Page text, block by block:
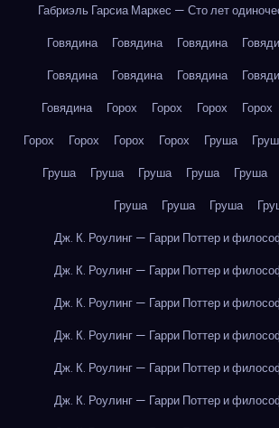
Габриэль Гарсиа Маркес — Сто лет
Говядина
Говядина Говядина
Говядина
Говядина Говядина
Говядина
Горох Горох Горох Горох
Горох
Горох Горох Горох Груша
Груша
Груша Груша Груша Груша
Груша
Груша Груша
Дж. К. Роулинг — Гарри Поттер и
Дж. К. Роулинг — Гарри Поттер и
Дж. К. Роулинг — Гарри Поттер и
Дж. К. Роулинг — Гарри Поттер и
Дж. К. Роулинг — Гарри Поттер и
Дж. К. Роулинг — Гарри Поттер и